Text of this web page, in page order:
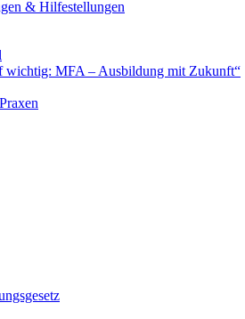
& Hilfestellungen
wichtig: MFA – Ausbildung mit Zukunft“